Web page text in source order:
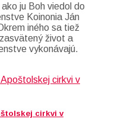
ju Boh viedol do
Koinonia Ján
iného sa tiež
život a
vykonávajú.
cirkvi v